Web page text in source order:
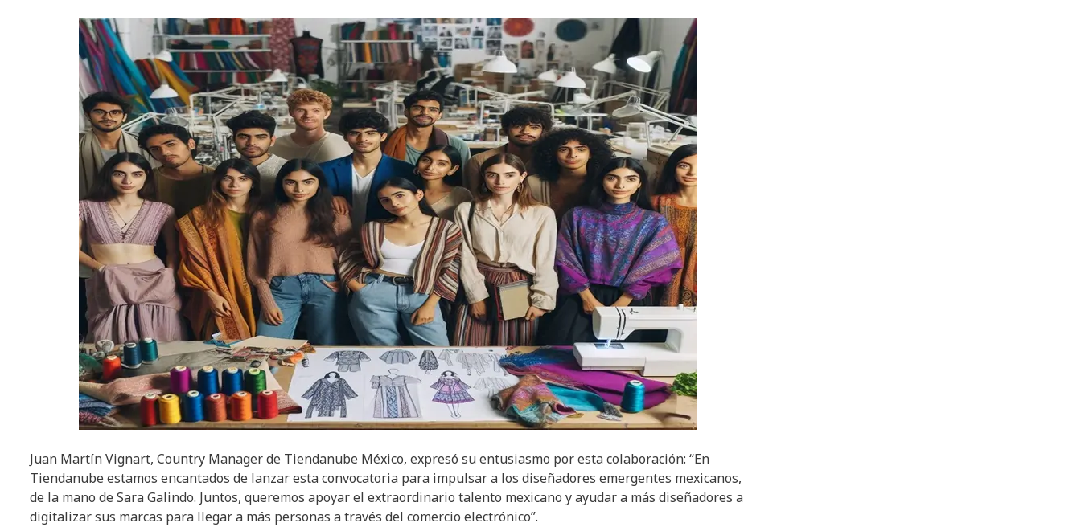
Juan Martín Vignart, Country Manager de Tiendanube México, expresó su entusiasmo por esta colaboración: “En
Tiendanube estamos encantados de lanzar esta convocatoria para impulsar a los diseñadores emergentes mexicanos,
de la mano de Sara Galindo. Juntos, queremos apoyar el extraordinario talento mexicano y ayudar a más diseñadores a
digitalizar sus marcas para llegar a más personas a través del comercio electrónico”.